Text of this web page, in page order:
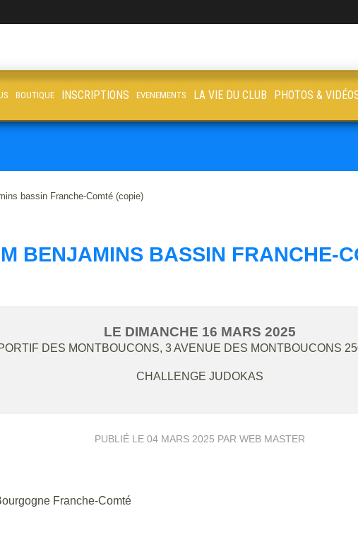
bassin Franche-Comté (copie)
BENJAMINS BASSIN FRANCHE-
LE DIMANCHE 16 MARS 2025
DES MONTBOUCONS, 3 AVENUE DES MONTBOUCONS
CHALLENGE JUDOKAS
PUBLIÉ LE 04 MARS 2025 PAR WEB MASTER
Franche-Comté
BOUTIQUE INSCRIPTIONS EVENEMENTS LA VIE DU CLUB PHOTOS &